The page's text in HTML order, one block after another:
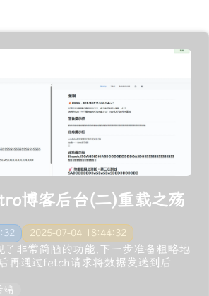
博客后台(二)重载之殇
2025-07-04 18:44:32
了非常简陋的功能,下一步准备粗略地
再通过fetch请求将数据发送到后
端